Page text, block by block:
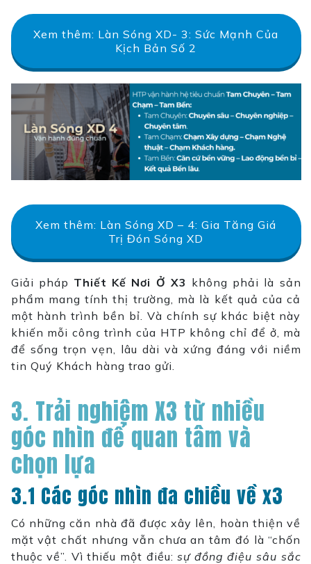
Xem thêm: Làn Sóng XD- 3: Sức Mạnh Của
Kịch Bản Số 2
Xem thêm: Làn Sóng XD – 4: Gia Tăng Giá
Trị Đón Sóng XD
Giải pháp Thiết Kế Nơi Ở X3 không phải là sản
phẩm mang tính thị trường, mà là kết quả của cả
một hành trình bền bỉ. Và chính sự khác biệt này
khiến mỗi công trình của HTP không chỉ để ở, mà
để sống trọn vẹn, lâu dài và xứng đáng với niềm
tin Quý Khách hàng trao gửi.
3. Trải nghiệm X3 từ nhiều
góc nhìn để quan tâm và
chọn lựa
3.1 Các góc nhìn đa chiều về x3
Có những căn nhà đã được xây lên, hoàn thiện về
mặt vật chất nhưng vẫn chưa an tâm đó là “chốn
thuộc về”. Vì thiếu một điều:sự đồng điệu sâu sắc